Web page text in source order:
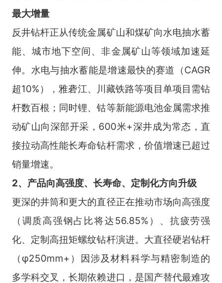
最大增量
反井钻杆正从传统金属矿山和煤矿向水电抽水蓄
能、城市地下空间、非金属矿山等领域加速延
伸。水电与抽水蓄能是增速最快的赛道（CAGR
超10%），雅砻江、川藏铁路等项目单项目需钻
杆数百根；同时锂、钴等新能源电池金属需求推
动矿山向深部开采，600米+深井成为常态，直
接拉动高性能长寿命钻杆需求，价值增速已超过
销量增速。
2、产品向高强度、长寿命、定制化方向升级
更深的井筒和更大的直径正在推动市场向高强度
（调质高强钢占比将达56.85%）、抗疲劳强
化、定制高扭矩螺纹钻杆演进。大直径硬岩钻杆
（φ250mm+）因涉及材料科学与精密制造的
多学科交叉，长期依赖进口，是国产替代最难攻